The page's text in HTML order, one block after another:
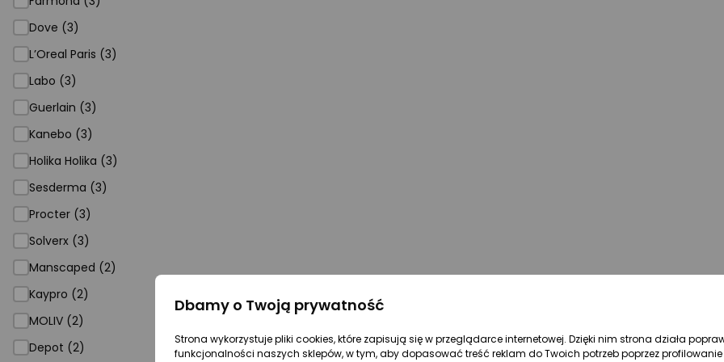
Dove (3)
L’Oreal Paris (3)
Labo (3)
Guerlain (3)
Kanebo (3)
Holika Holika (3)
Sesderma (3)
Procter (3)
Solverx (3)
Manscaped (2)
Kaypro (2)
MOLIV (2)
Depot (2)
Dbamy o Twoją prywatność
Strona wykorzystuje pliki cookies, które zapisują się w przeglądarce internetowej. Dzięki nim strona działa
funkcjonalności naszych sklepów, w tym, aby dopasować treść reklam do Twoich potrzeb poprzez